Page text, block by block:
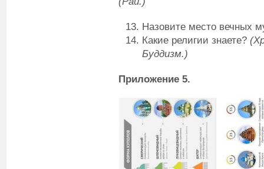
Назовите место вечных
Какие религии знаете?
Буддизм.)
Приложение 5.